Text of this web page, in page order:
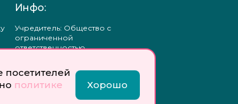
политике
Хорошо
Инфо:
Учредитель: Общество с
ограниченной
ответственностью
Главный редактор: Богатырева
Е. А.